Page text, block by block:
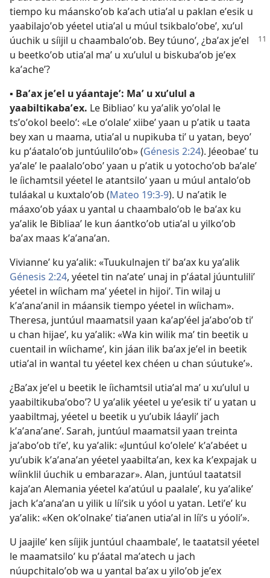
tiempo ku máanskoʼob kaʼach utiaʼal u paklan eʼesik u
yaabilajoʼob yéetel utiaʼal u múul tsikbaloʼobeʼ, xuʼul
úuchik u síijil u chaambaloʼob. Bey túunoʼ, ¿baʼax jeʼel
u beetkoʼob utiaʼal maʼ u xuʼulul u biskubaʼob jeʼex
kaʼacheʼ?
▪ Baʼax jeʼel u yáantajeʼ: Maʼ u xuʼulul a
yaabiltikabaʼex. Le Bibliaoʼ ku yaʼalik yoʼolal le
tsʼoʼokol beeloʼ: «Le oʼolaleʼ xiibeʼ yaan u pʼatik u taata
bey xan u maama, utiaʼal u nupikuba tiʼ u yatan, beyoʼ
ku pʼáataloʼob juntúuliloʼob» (Génesis 2:24). Jéeobaeʼ tu
yaʼaleʼ le paalaloʼoboʼ yaan u pʼatik u yotochoʼob baʼaleʼ
le íichamtsil yéetel le atantsiloʼ yaan u múul antaloʼob
tuláakal u kuxtaloʼob (Mateo 19:3-9). U naʼatik le
máaxoʼob yáax u yantal u chaambaloʼob le baʼax ku
yaʼalik le Bibliaaʼ le kun áantkoʼob utiaʼal u yilkoʼob
baʼax maas kʼaʼanaʼan.
Vivianneʼ ku yaʼalik: «Tuukulnajen tiʼ baʼax ku yaʼalik
Génesis 2:24, yéetel tin naʼateʼ unaj in pʼáatal júuntuliliʼ
yéetel in wíicham maʼ yéetel in hijoiʼ. Tin wilaj u
kʼaʼanaʼanil in máansik tiempo yéetel in wíicham».
Theresa, juntúul maamatsil yaan kaʼapʼéel jaʼaboʼob tiʼ
u chan hijaeʼ, ku yaʼalik: «Wa kin wilik maʼ tin beetik u
cuentail in wíichameʼ, kin jáan ilik baʼax jeʼel in beetik
utiaʼal in wantal tu yéetel kex chéen u chan súutukeʼ».
¿Baʼax jeʼel u beetik le íichamtsil utiaʼal maʼ u xuʼulul u
yaabiltikubaʼoboʼ? U yaʼalik yéetel u yeʼesik tiʼ u yatan u
yaabiltmaj, yéetel u beetik u yuʼubik láayliʼ jach
kʼaʼanaʼaneʼ. Sarah, juntúul maamatsil yaan treinta
jaʼaboʼob tiʼeʼ, ku yaʼalik: «Juntúul koʼoleleʼ kʼaʼabéet u
yuʼubik kʼaʼanaʼan yéetel yaabiltaʼan, kex ka kʼexpajak u
wíinklil úuchik u embarazar». Alan, juntúul taatatsil
kajaʼan Alemania yéetel kaʼatúul u paalaleʼ, ku yaʼalikeʼ
jach kʼaʼanaʼan u yilik u líiʼsik u yóol u yatan. Letiʼeʼ ku
yaʼalik: «Ken okʼolnakeʼ tiaʼanen utiaʼal in líiʼs u yóoliʼ».
U jaajileʼ ken síijik juntúul chaambaleʼ, le taatatsil yéetel
le maamatsiloʼ ku pʼáatal maʼatech u jach
núupchitaloʼob wa u yantal baʼax u yiloʼob jeʼex